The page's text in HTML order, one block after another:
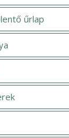
űrlap